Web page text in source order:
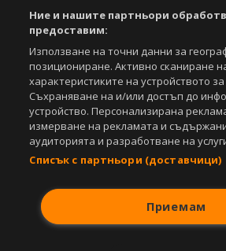
Ние и нашите партньори
предоставим:
Използване на точни данни за
позициониране. Активно сканиране
характеристиките на устройството
Съхраняване на и/или достъп до
устройство. Персонализирана
измерване на рекламата и
аудиторията и разработване на
Списък с партньори (доставчици)
Приемам